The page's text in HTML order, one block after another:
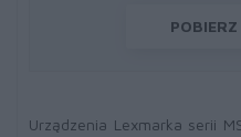
Urządzenia Lexmarka serii